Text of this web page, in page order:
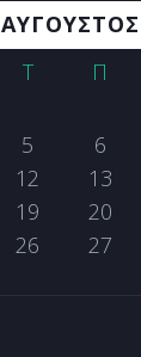
ΑΎΓΟΥΣΤΟΣ
Τ Π
5 6
12 13
19 20
26 27